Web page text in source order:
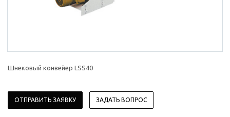
Шнековый конвейер LSS40
ОТПРАВИТЬ ЗАЯВКУ ЗАДАТЬ ВОПРОС